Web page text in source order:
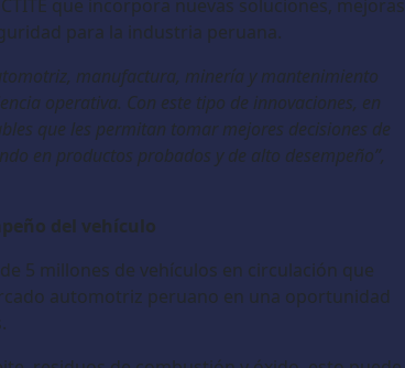
que incorpora nuevas soluciones, mejoras
para la industria peruana.
manufactura, minería y mantenimiento
operativa. Con este tipo de innovaciones, en
que les permitan tomar mejores decisiones de
en productos probados y de alto desempeño”,
del vehículo
5 millones de vehículos en circulación que
automotriz peruano en una oportunidad